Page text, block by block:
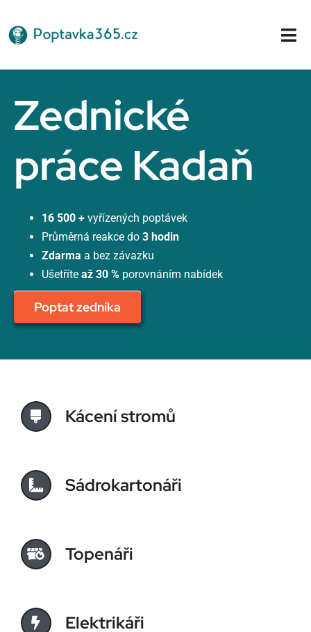
na
obsah
Zednické
práce Kadaň
16 500 + vyřízených poptávek
Průměrná reakce do 3 hodin
Zdarma a bez závazku
Ušetříte až 30 %porovnáním nabídek
Poptat zedníka
Kácení stromů
Sádrokartonáři
Topenáři
Elektrikáři